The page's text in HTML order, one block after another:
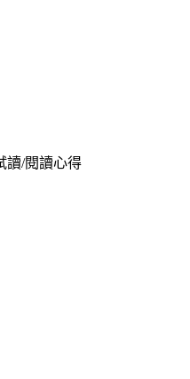
讀/閱讀心得